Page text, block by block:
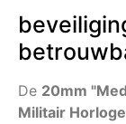
De 20mm
Militair